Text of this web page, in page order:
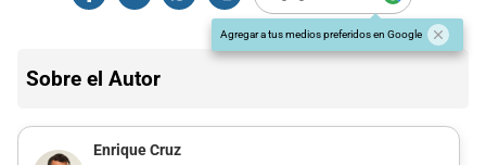
Agregar a tus medios preferidos en Google
Sobre el Autor
Enrique Cruz